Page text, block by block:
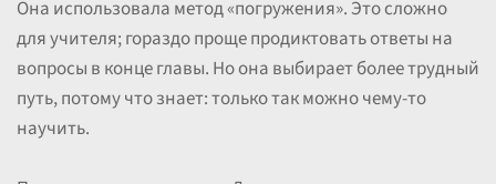
Она использовала метод «погружения». Это сложно
для учителя; гораздо проще продиктовать ответы на
вопросы в конце главы. Но она выбирает более трудный
путь, потому что знает: только так можно чему-то
научить.